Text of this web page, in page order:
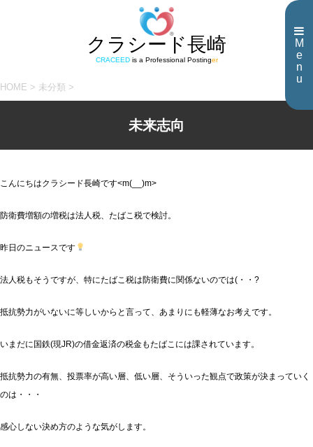
M
e
n
u
クラシード長崎
CRACEEDis a Professional Postinger
HOME > 未分類 >
未来志向
こんにちはクラシード長崎です<m(__)m>
防衛費増額の増税は法人税、たばこ税で検討。
昨日のニュースです
法人税もそうですが、特にたばこ税は防衛費に関係ないのでは(・・?
抵抗勢力がいないに等しいからと言って、あまりにも軽薄なお考えです。
いまだに国鉄(現JR)の借金返済の税金もたばこには課されています。
抵抗勢力の有無、投票率が高い層、低い層、そういった観点で政策が決まっていく
のは・・・
感心しない決め方のような気がします。